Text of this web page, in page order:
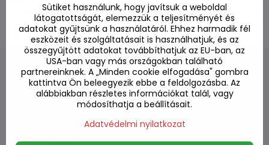
Fórum 0
Alternatív termékek
Sütiket használunk, hogy javítsuk a weboldal
látogatottságát, elemezzük a teljesítményét és
adatokat gyűjtsünk a használatáról. Ehhez harmadik fél
eszközeit és szolgáltatásait is használhatjuk, és az
összegyűjtött adatokat továbbíthatjuk az EU-ban, az
USA-ban vagy más országokban található
partnereinknek. A „Minden cookie elfogadása" gombra
kattintva Ön beleegyezik ebbe a feldolgozásba. Az
alábbiakban részletes információkat talál, vagy
módosíthatja a beállításait.
Adatvédelmi nyilatkozat